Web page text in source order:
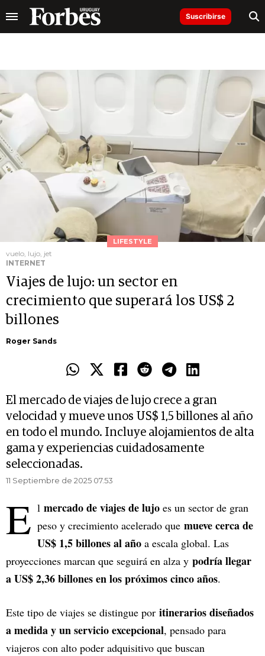
Suscribirse
LIFESTYLE
vuelo, lujo, jet
INTERNET
Viajes de lujo: un sector en
crecimiento que superará los US$ 2
billones
Roger Sands
El mercado de viajes de lujo crece a gran
velocidad y mueve unos US$ 1,5 billones al año
en todo el mundo. Incluye alojamientos de alta
gama y experiencias cuidadosamente
seleccionadas.
11 Septiembre de 2025 07.53
E l mercado de viajes de lujo es un sector de gran
peso y crecimiento acelerado que mueve cerca de
US$ 1,5 billones al año a escala global. Las
proyecciones marcan que seguirá en alza y podría llegar
a US$ 2,36 billones en los próximos cinco años.
Este tipo de viajes se distingue por itinerarios diseñados
a medida y un servicio excepcional, pensado para
viajeros con alto poder adquisitivo que buscan